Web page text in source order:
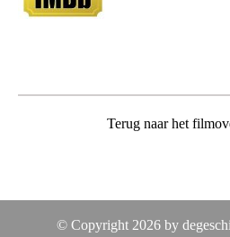
Terug naar het
© Copyright 2026 by